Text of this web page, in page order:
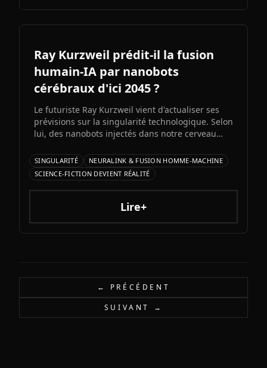
Ray Kurzweil prédit-il la fusion
humain-IA par nanobots
cérébraux d'ici 2045 ?
Le futuriste Ray Kurzweil vient d'actualiser ses
prévisions sur la singularité technologique. Selon
lui, des nanobots injectés dans notre cerveau
2045, multipliant notre intelligence par un
million. Entre promesses transhumanistes et
défis éthiques, cette vision soulève autant
d'espoirs que d'interrogations.
SINGULARITÉ
NEURALINK & FUSION HOMME-MACHINE
SCIENCE-FICTION DEVIENT RÉALITÉ
Lire+
← PRÉCÉDENT
SUIVANT →